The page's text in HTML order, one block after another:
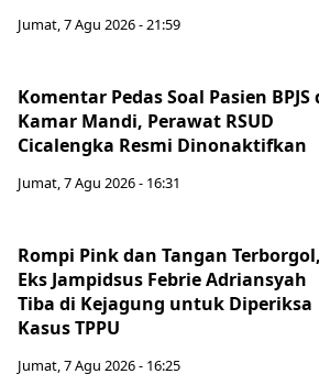
Jumat, 7 Agu 2026 - 21:59
Komentar Pedas Soal Pasien BPJS
Kamar Mandi, Perawat RSUD
Cicalengka Resmi Dinonaktifkan
Jumat, 7 Agu 2026 - 16:31
Rompi Pink dan Tangan Terborgol,
Eks Jampidsus Febrie Adriansyah
Tiba di Kejagung untuk Diperiksa
Kasus TPPU
Jumat, 7 Agu 2026 - 16:25